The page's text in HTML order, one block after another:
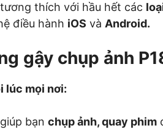
tương thích với hầu hết các
điều hành iOS và Android.
gậy chụp ảnh
lúc mọi nơi:
giúp bạn chụp ảnh, quay phim